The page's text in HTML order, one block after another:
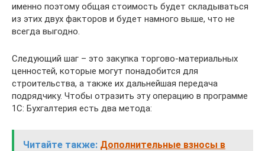
именно поэтому общая стоимость будет складываться
из этих двух факторов и будет намного выше, что не
всегда выгодно.
Следующий шаг – это закупка торгово-материальных
ценностей, которые могут понадобится для
строительства, а также их дальнейшая передача
подрядчику. Чтобы отразить эту операцию в программе
1С: Бухгалтерия есть два метода:
Читайте также: Дополнительные взносы в